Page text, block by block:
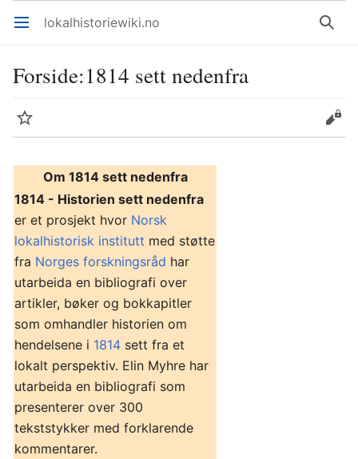
Åpne hovedmenyen lokalhistoriewiki.no Søk
Forside:1814 sett nedenfra
Overvåk Rediger
Om 1814 sett nedenfra
1814 - Historien sett nedenfra
er et prosjekt hvor Norsk
lokalhistorisk institutt med støtte
fra Norges forskningsråd har
utarbeida en bibliografi over
artikler, bøker og bokkapitler
som omhandler historien om
hendelsene i 1814 sett fra et
lokalt perspektiv. Elin Myhre har
utarbeida en bibliografi som
presenterer over 300
tekststykker med forklarende
kommentarer.